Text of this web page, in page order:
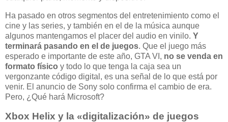
Ha pasado en otros segmentos del entretenimiento como el
cine y las series, y también en el de la música aunque
algunos mantengamos el placer del audio en vinilo. Y
terminará pasando en el de juegos. Que el juego más
esperado e importante de este año, GTA VI, no se venda en
formato físico y todo lo que tenga la caja sea un
vergonzante código digital, es una señal de lo que está por
venir. El anuncio de Sony solo confirma el cambio de era.
Pero, ¿Qué hará Microsoft?
Xbox Helix y la «digitalización» de juegos